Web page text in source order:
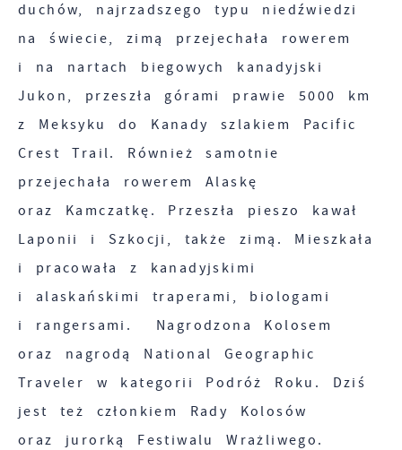
duchów, najrzadszego typu niedźwiedzi
na świecie, zimą przejechała rowerem
i na nartach biegowych kanadyjski
Jukon, przeszła górami prawie 5000 km
z Meksyku do Kanady szlakiem Pacific
Crest Trail. Również samotnie
przejechała rowerem Alaskę
oraz Kamczatkę. Przeszła pieszo kawał
Laponii i Szkocji, także zimą. Mieszkała
i pracowała z kanadyjskimi
i alaskańskimi traperami, biologami
i rangersami. Nagrodzona Kolosem
oraz nagrodą National Geographic
Traveler w kategorii Podróż Roku. Dziś
jest też członkiem Rady Kolosów
oraz jurorką Festiwalu Wrażliwego.